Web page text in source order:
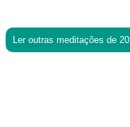
Ler outras meditações de